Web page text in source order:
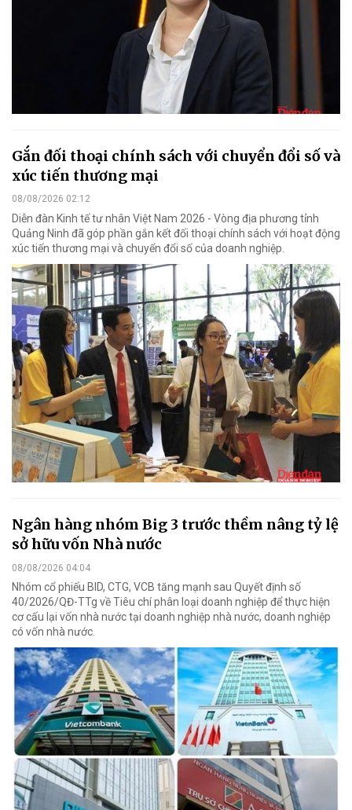
Gắn đối thoại chính sách với chuyển đổi số và
xúc tiến thương mại
08/08/2026 02:12
Diễn đàn Kinh tế tư nhân Việt Nam 2026 - Vòng địa phương tỉnh
Quảng Ninh đã góp phần gắn kết đối thoại chính sách với hoạt động
xúc tiến thương mại và chuyển đổi số của doanh nghiệp.
Ngân hàng nhóm Big 3 trước thềm nâng tỷ lệ
sở hữu vốn Nhà nước
08/08/2026 04:04
Nhóm cổ phiếu BID, CTG, VCB tăng mạnh sau Quyết định số
40/2026/QĐ-TTg về Tiêu chí phân loại doanh nghiệp để thực hiện
cơ cấu lại vốn nhà nước tại doanh nghiệp nhà nước, doanh nghiệp
có vốn nhà nước.